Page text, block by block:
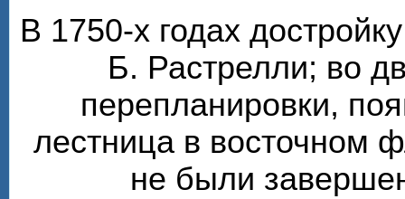
В 1750-х годах
Б. Растрелли; во
перепланировки,
лестница в восточном
не были